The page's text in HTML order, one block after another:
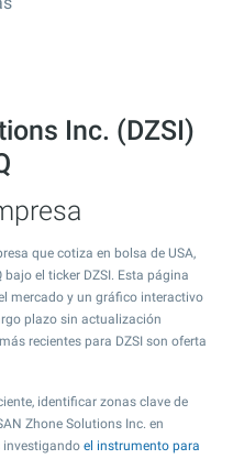
Inc. (DZSI)
que cotiza en bolsa de USA,
bajo el ticker DZSI. Esta página
mercado y un gráfico interactivo
plazo sin actualización
más recientes para DZSI son oferta
identificar zonas clave de
Zhone Solutions Inc. en
investigando el instrumento para